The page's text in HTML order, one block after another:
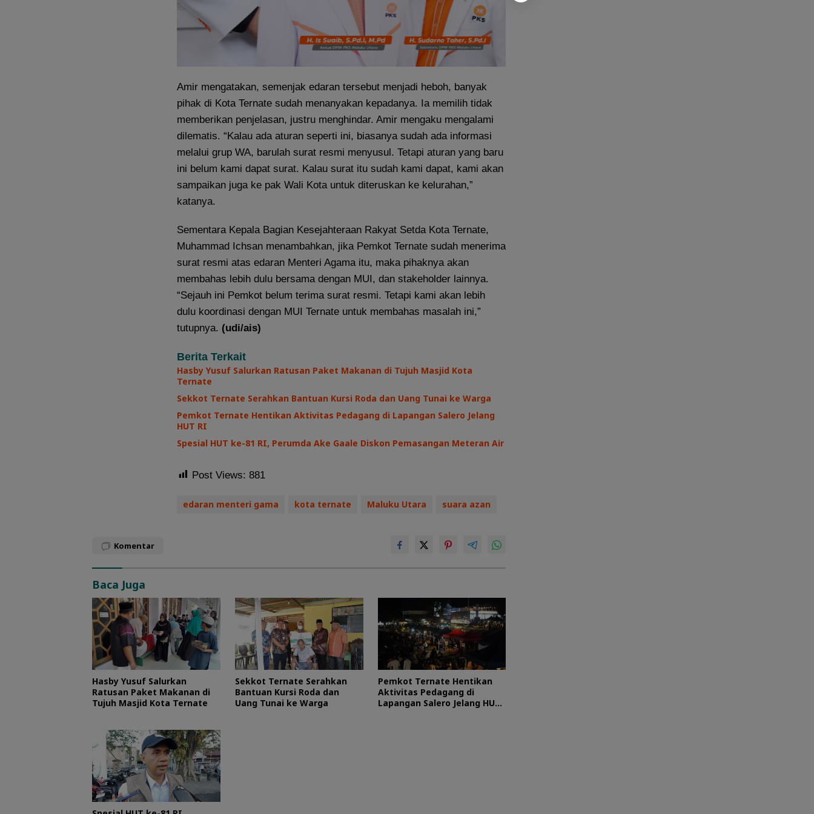
Amir mengatakan, semenjak edaran tersebut menjadi heboh, banyak
pihak di Kota Ternate sudah menanyakan kepadanya. Ia memilih tidak
memberikan penjelasan, justru menghindar. Amir mengaku mengalami
dilematis. “Kalau ada aturan seperti ini, biasanya sudah ada informasi
melalui grup WA, barulah surat resmi menyusul. Tetapi aturan yang baru
ini belum kami dapat surat. Kalau surat itu sudah kami dapat, kami akan
sampaikan juga ke pak Wali Kota untuk diteruskan ke kelurahan,”
katanya.
Sementara Kepala Bagian Kesejahteraan Rakyat Setda Kota Ternate,
Muhammad Ichsan menambahkan, jika Pemkot Ternate sudah menerima
surat resmi atas edaran Menteri Agama itu, maka pihaknya akan
membahas lebih dulu bersama dengan MUI, dan stakeholder lainnya.
“Sejauh ini Pemkot belum terima surat resmi. Tetapi kami akan lebih
dulu koordinasi dengan MUI Ternate untuk membahas masalah ini,”
tutupnya. (udi/ais)
Berita Terkait
Hasby Yusuf Salurkan Ratusan Paket Makanan di Tujuh Masjid Kota
Ternate
Sekkot Ternate Serahkan Bantuan Kursi Roda dan Uang Tunai ke Warga
Pemkot Ternate Hentikan Aktivitas Pedagang di Lapangan Salero Jelang
HUT RI
Spesial HUT ke-81 RI, Perumda Ake Gaale Diskon Pemasangan Meteran Air
Post Views: 881
edaran menteri gama kota ternate Maluku Utara suara azan
Komentar
Baca Juga
Hasby Yusuf Salurkan
Ratusan Paket Makanan di
Tujuh Masjid Kota Ternate
Sekkot Ternate Serahkan
Bantuan Kursi Roda dan
Uang Tunai ke Warga
Pemkot Ternate Hentikan
Aktivitas Pedagang di
Lapangan Salero Jelang HUT